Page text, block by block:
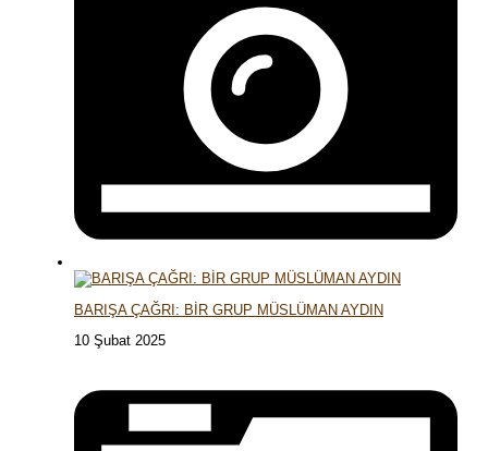
BARIŞA ÇAĞRI: BİR GRUP MÜSLÜMAN AYDIN
10 Şubat 2025